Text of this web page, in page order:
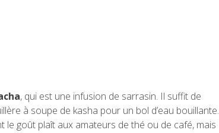
, qui est une infusion de sarrasin. Il suffit de
à soupe de kasha pour un bol d’eau bouillante.
le goût plaît aux amateurs de thé ou de café, mais